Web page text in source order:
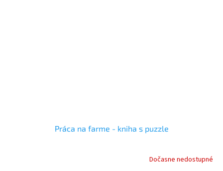
Práca na farme - kniha s puzzle
Dočasne nedostupné